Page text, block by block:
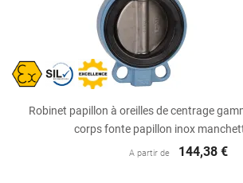
Robinet papillon à oreilles de centrage
corps fonte papillon inox
A partir de 144,38 €